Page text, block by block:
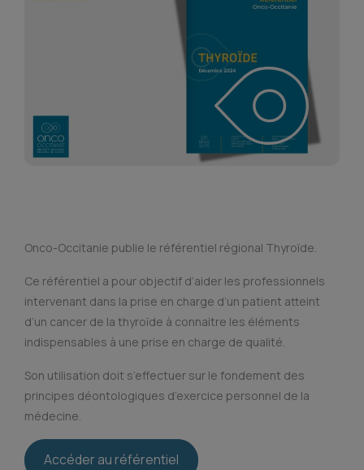
Onco-Occitanie publie le référentiel régional Thyroïde.
Ce référentiel a pour objectif d’aider les professionnels
intervenant dans la prise en charge d’un patient atteint
d’un cancer de la thyroïde à connaitre les éléments
indispensables à une prise en charge de qualité.
Son utilisation doit s’effectuer sur le fondement des
principes déontologiques d’exercice personnel de la
médecine.
Accéder au référentiel